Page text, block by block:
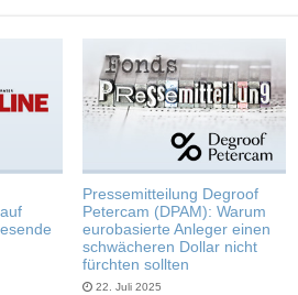
Pressemitteilung Degroof
Petercam (DPAM): Warum
eurobasierte Anleger einen
schwächeren Dollar nicht
fürchten sollten
22. Juli 2025